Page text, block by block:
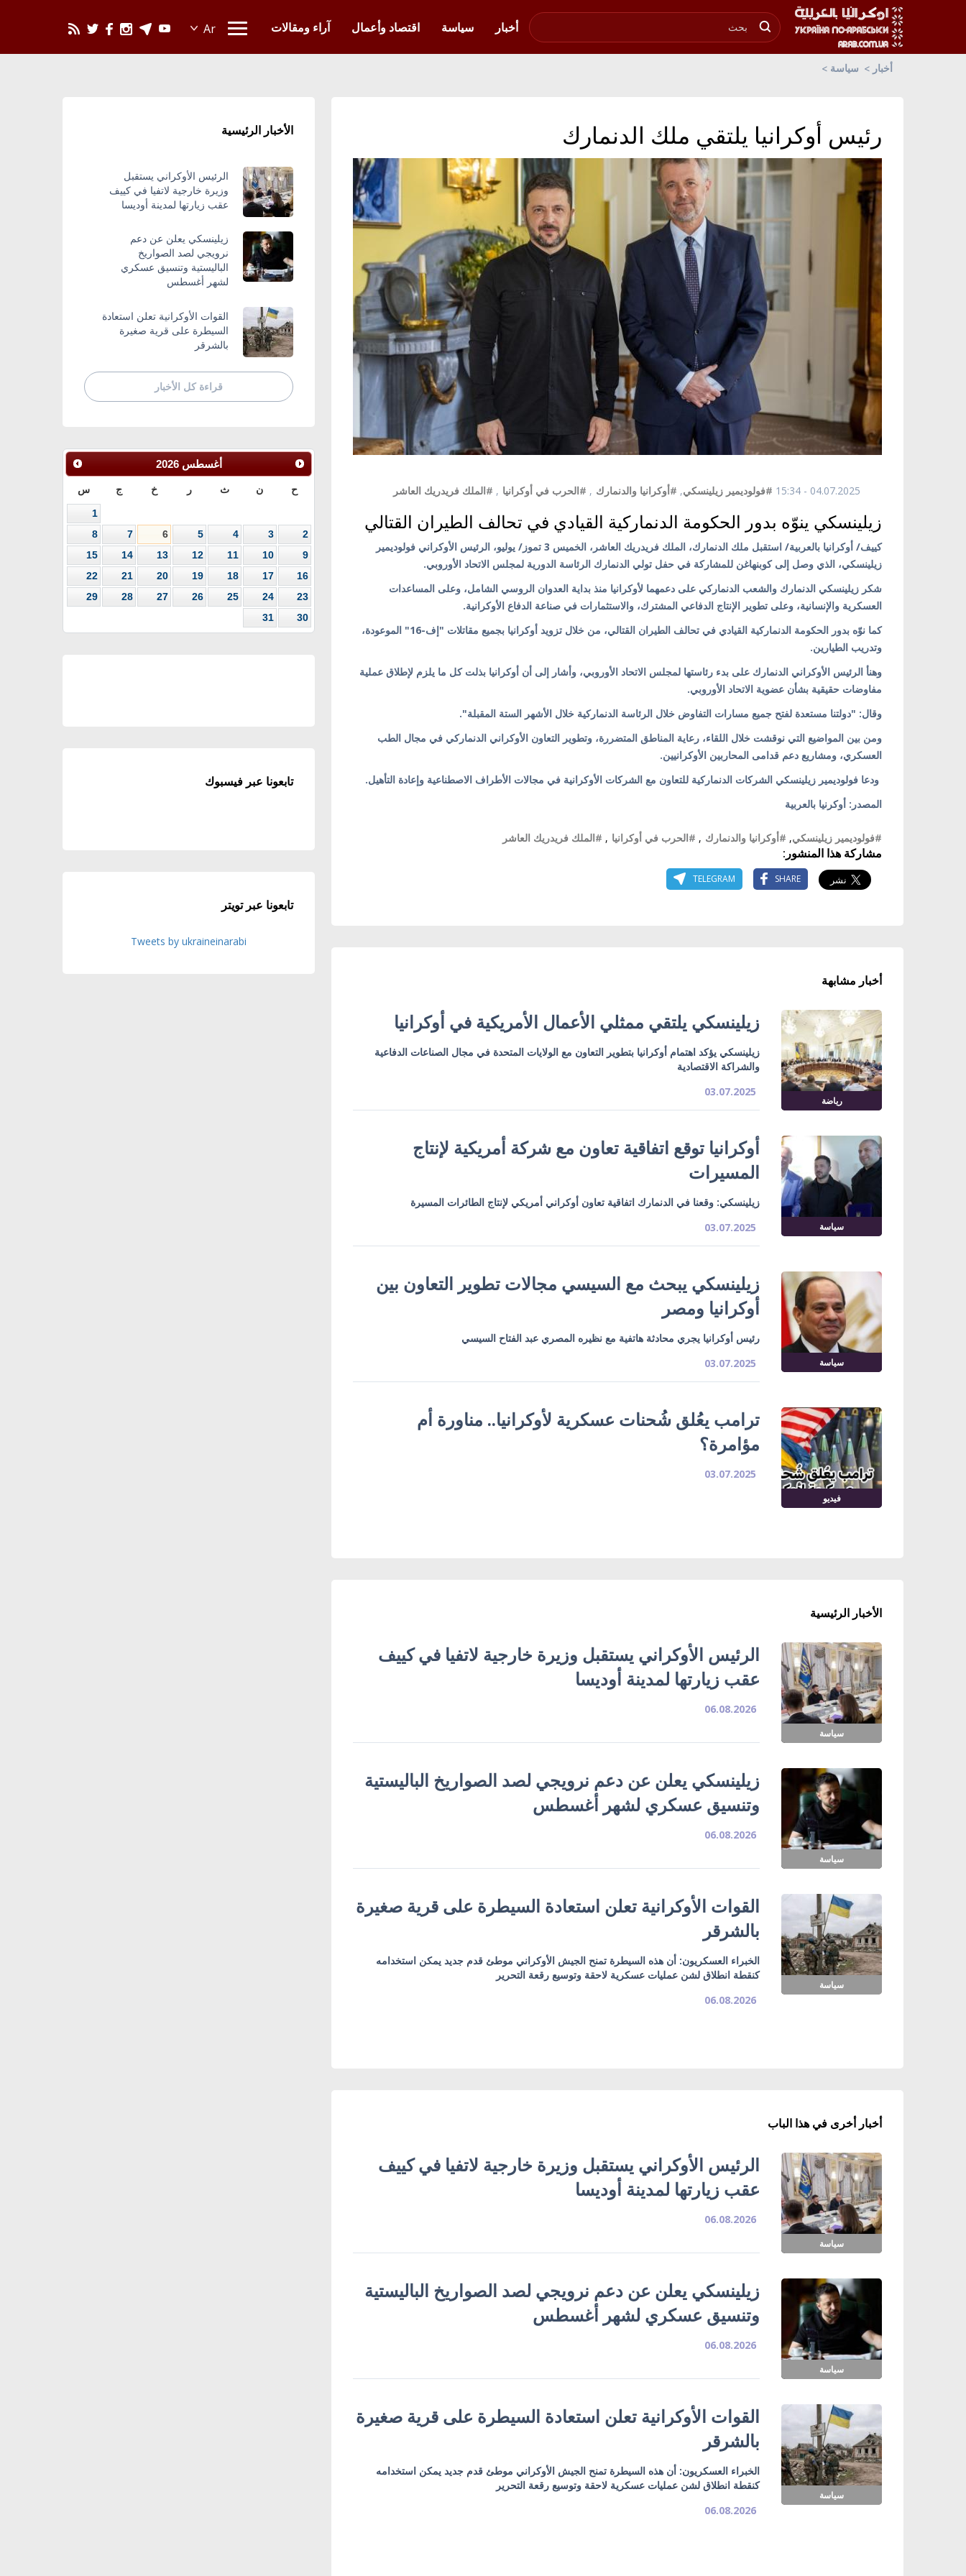
أخبار
سياسة اقتصاد وأعمال آراء ومقالات
أخبار سياسة
رئيس أوكرانيا يلتقي ملك الدنمارك
04.07.2025 - 15:34 #فولوديمير زيلينسكي, #أوكرانيا والدنمارك , #الحرب في أوكرانيا , #الملك فريدريك العاشر
زيلينسكي ينوّه بدور الحكومة الدنماركية القيادي في تحالف الطيران القتالي
كييف/ أوكرانيا بالعربية/ استقبل ملك الدنمارك، الملك فريدريك العاشر، الخميس 3 تموز/ يوليو، الرئيس الأوكراني فولوديمير
زيلينسكي، الذي وصل إلى كوبنهاغن للمشاركة في حفل تولي الدنمارك الرئاسة الدورية لمجلس الاتحاد الأوروبي.
شكر زيلينسكي الدنمارك والشعب الدنماركي على دعمهما لأوكرانيا منذ بداية العدوان الروسي الشامل، وعلى المساعدات
العسكرية والإنسانية، وعلى تطوير الإنتاج الدفاعي المشترك، والاستثمارات في صناعة الدفاع الأوكرانية.
كما نوّه بدور الحكومة الدنماركية القيادي في تحالف الطيران القتالي، من خلال تزويد أوكرانيا بجميع مقاتلات "إف-16" الموعودة،
وتدريب الطيارين.
وهنأ الرئيس الأوكراني الدنمارك على بدء رئاستها لمجلس الاتحاد الأوروبي، وأشار إلى أن أوكرانيا بذلت كل ما يلزم لإطلاق عملية
مفاوضات حقيقية بشأن عضوية الاتحاد الأوروبي.
وقال: "دولتنا مستعدة لفتح جميع مسارات التفاوض خلال الرئاسة الدنماركية خلال الأشهر الستة المقبلة".
ومن بين المواضيع التي نوقشت خلال اللقاء، رعاية المناطق المتضررة، وتطوير التعاون الأوكراني الدنماركي في مجال الطب
العسكري، ومشاريع دعم قدامى المحاربين الأوكرانيين.
ودعا فولوديمير زيلينسكي الشركات الدنماركية للتعاون مع الشركات الأوكرانية في مجالات الأطراف الاصطناعية وإعادة التأهيل.
المصدر: أوكرنيا بالعربية
#فولوديمير زيلينسكي, #أوكرانيا والدنمارك , #الحرب في أوكرانيا , #الملك فريدريك العاشر
مشاركة هذا المنشور:
SHARE
TELEGRAM
أخبار مشابهة
رياضة
زيلينسكي يلتقي ممثلي الأعمال الأمريكية في أوكرانيا
زيلينسكي يؤكد اهتمام أوكرانيا بتطوير التعاون مع الولايات المتحدة في مجال الصناعات الدفاعية
والشراكة الاقتصادية
03.07.2025
سياسة
أوكرانيا توقع اتفاقية تعاون مع شركة أمريكية لإنتاج
المسيرات
زيلينسكي: وقعنا في الدنمارك اتفاقية تعاون أوكراني أمريكي لإنتاج الطائرات المسيرة
03.07.2025
سياسة
زيلينسكي يبحث مع السيسي مجالات تطوير التعاون بين
أوكرانيا ومصر
رئيس أوكرانيا يجري محادثة هاتفية مع نظيره المصري عبد الفتاح السيسي
03.07.2025
فيديو
ترامب يعُلق شُحنات عسكرية لأوكرانيا.. مناورة أم
مؤامرة؟
03.07.2025
الأخبار الرئيسية
سياسة
الرئيس الأوكراني يستقبل وزيرة خارجية لاتفيا في كييف
عقب زيارتها لمدينة أوديسا
06.08.2026
سياسة
زيلينسكي يعلن عن دعم نرويجي لصد الصواريخ الباليستية
وتنسيق عسكري لشهر أغسطس
06.08.2026
سياسة
القوات الأوكرانية تعلن استعادة السيطرة على قرية صغيرة
بالشرقر
الخبراء العسكريون: أن هذه السيطرة تمنح الجيش الأوكراني موطئ قدم جديد يمكن استخدامه
كنقطة انطلاق لشن عمليات عسكرية لاحقة وتوسيع رقعة التحرير
06.08.2026
أخبار أخرى في هذا الباب
سياسة
الرئيس الأوكراني يستقبل وزيرة خارجية لاتفيا في كييف
عقب زيارتها لمدينة أوديسا
06.08.2026
سياسة
زيلينسكي يعلن عن دعم نرويجي لصد الصواريخ الباليستية
وتنسيق عسكري لشهر أغسطس
06.08.2026
سياسة
القوات الأوكرانية تعلن استعادة السيطرة على قرية صغيرة
بالشرقر
الخبراء العسكريون: أن هذه السيطرة تمنح الجيش الأوكراني موطئ قدم جديد يمكن استخدامه
كنقطة انطلاق لشن عمليات عسكرية لاحقة وتوسيع رقعة التحرير
06.08.2026
الأخبار الرئيسية
الرئيس الأوكراني يستقبل
وزيرة خارجية لاتفيا في كييف
عقب زيارتها لمدينة أوديسا
زيلينسكي يعلن عن دعم
نرويجي لصد الصواريخ
الباليستية وتنسيق عسكري
لشهر أغسطس
القوات الأوكرانية تعلن استعادة
السيطرة على قرية صغيرة
بالشرقر
قراءة كل الأخبار
أغسطس 2026
ح ن ث ر خ ج س
1
2
3
4
5
6
7
8
9
10
11
12
13
14
15
16
17
18
19
20
21
22
23
24
25
26
27
28
29
30
31
تابعونا عبر فيسبوك
تابعونا عبر تويتر
Tweets by ukraineinarabi